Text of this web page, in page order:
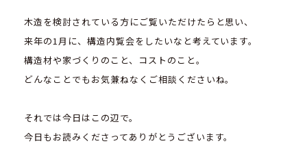
木造を検討されている方にご覧いただけたらと思い、
来年の1月に、構造内覧会をしたいなと考えています。
構造材や家づくりのこと、コストのこと。
どんなことでもお気兼ねなくご相談くださいね。
それでは今日はこの辺で。
今日もお読みくださってありがとうございます。